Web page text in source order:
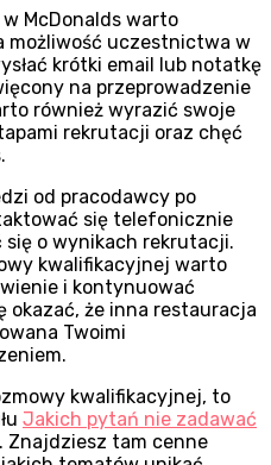
McDonalds warto
możliwość uczestnictwa w
krótki email lub notatkę
na przeprowadzenie
również wyrazić swoje
rekrutacji oraz chęć
od pracodawcy po
się telefonicznie
się o wynikach rekrutacji.
kwalifikacyjnej warto
i kontynuować
okazać, że inna restauracja
Twoimi
kwalifikacyjnej, to
Jakich pytań nie zadawać
. Znajdziesz tam cenne